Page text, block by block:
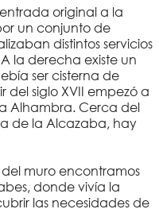
original a la
un conjunto de
distintos servicios
la derecha existe un
ser cisterna de
siglo XVII empezó a
Alhambra. Cerca del
de la Alcazaba, hay
muro encontramos
donde vivía la
las necesidades de